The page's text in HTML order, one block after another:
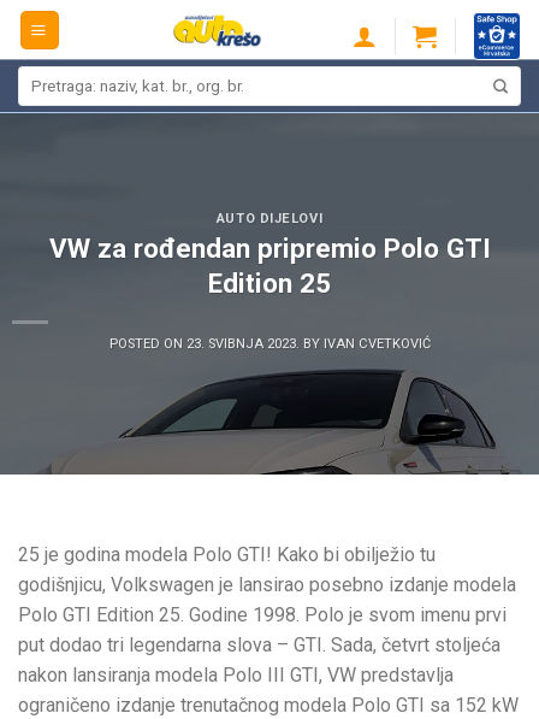
Skip
content
AUTO DIJELOVI
VW za rođendan pripremio Polo GTI
Edition 25
POSTED ON 23. SVIBNJA 2023. BY IVAN CVETKOVIĆ
25 je godina modela Polo GTI! Kako bi obilježio tu
godišnjicu, Volkswagen je lansirao posebno izdanje modela
Polo GTI Edition 25. Godine 1998. Polo je svom imenu prvi
put dodao tri legendarna slova – GTI. Sada, četvrt stoljeća
nakon lansiranja modela Polo III GTI, VW predstavlja
ograničeno izdanje trenutačnog modela Polo GTI sa 152 kW